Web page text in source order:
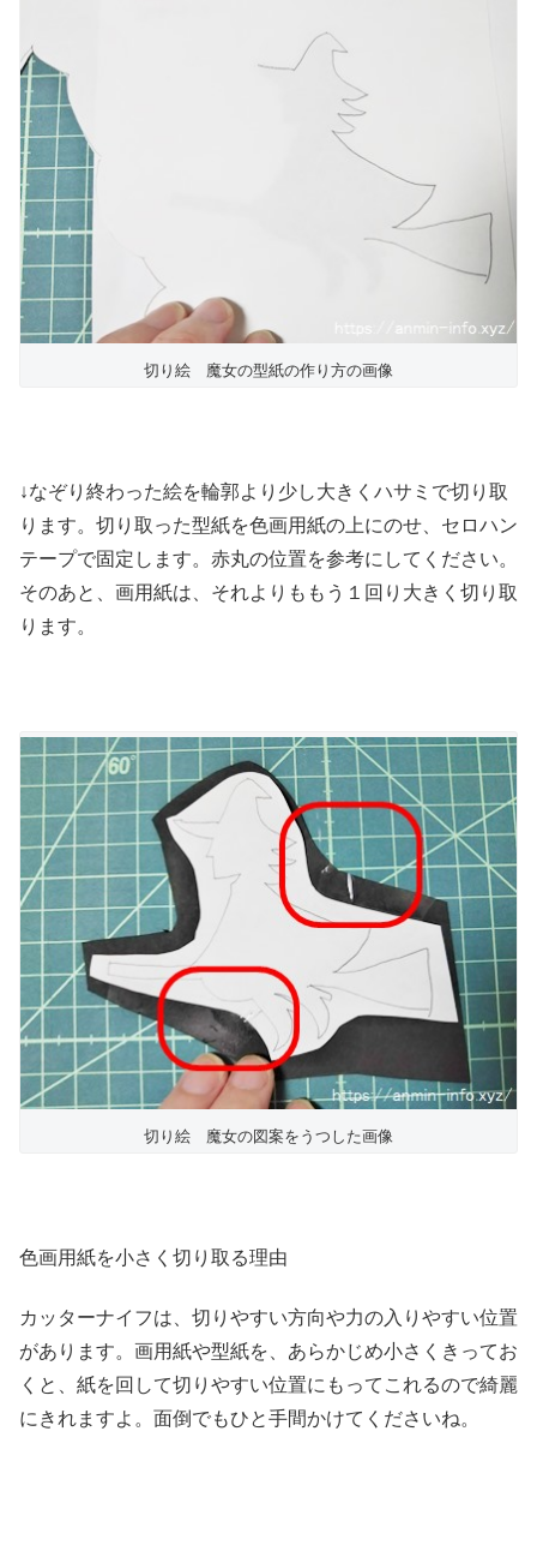
切り絵 魔女の型紙の作り方の画像
↓なぞり終わった絵を輪郭より少し大きくハサミで切り取
ります。切り取った型紙を色画用紙の上にのせ、セロハン
テープで固定します。赤丸の位置を参考にしてください。
そのあと、画用紙は、それよりももう１回り大きく切り取
ります。
切り絵 魔女の図案をうつした画像
色画用紙を小さく切り取る理由
カッターナイフは、切りやすい方向や力の入りやすい位置
があります。画用紙や型紙を、あらかじめ小さくきってお
くと、紙を回して切りやすい位置にもってこれるので綺麗
にきれますよ。面倒でもひと手間かけてくださいね。